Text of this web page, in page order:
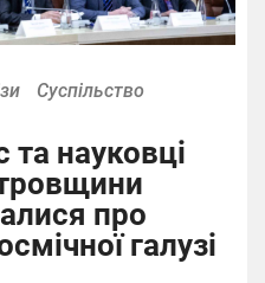
Суспільство
та науковці
про
галузі